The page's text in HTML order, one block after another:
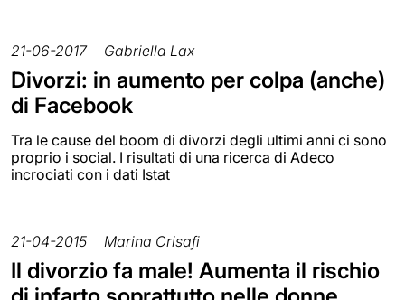
21-06-2017 Gabriella Lax
Divorzi: in aumento per colpa (anche)
di Facebook
Tra le cause del boom di divorzi degli ultimi anni ci sono
proprio i social. I risultati di una ricerca di Adeco
incrociati con i dati Istat
21-04-2015 Marina Crisafi
Il divorzio fa male! Aumenta il rischio